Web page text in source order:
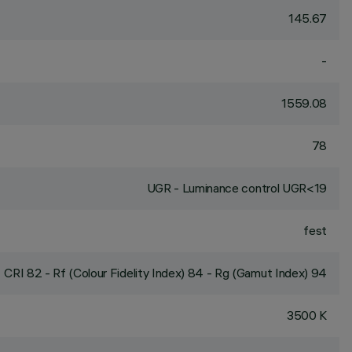
145.67
-
1559.08
78
UGR - Luminance control UGR<19
fest
CRI 82 - Rf (Colour Fidelity Index) 84 - Rg (Gamut Index) 94
3500 K